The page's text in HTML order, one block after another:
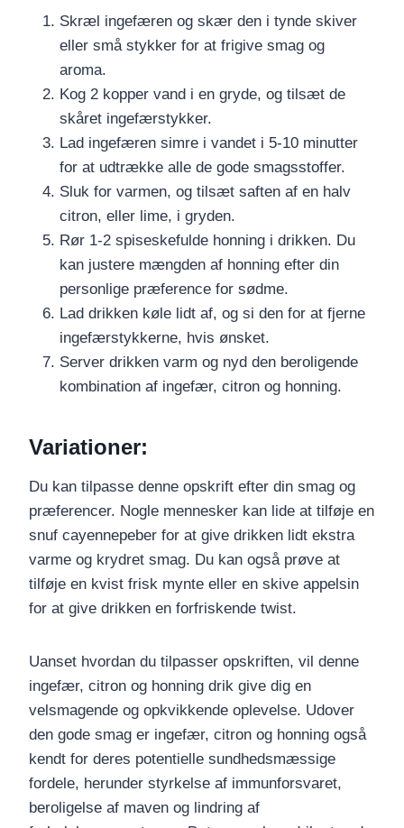
Skræl ingefæren og skær den i tynde skiver
eller små stykker for at frigive smag og
aroma.
Kog 2 kopper vand i en gryde, og tilsæt de
skåret ingefærstykker.
Lad ingefæren simre i vandet i 5-10 minutter
for at udtrække alle de gode smagsstoffer.
Sluk for varmen, og tilsæt saften af en halv
citron, eller lime, i gryden.
Rør 1-2 spiseskefulde honning i drikken. Du
kan justere mængden af honning efter din
personlige præference for sødme.
Lad drikken køle lidt af, og si den for at fjerne
ingefærstykkerne, hvis ønsket.
Server drikken varm og nyd den beroligende
kombination af ingefær, citron og honning.
Variationer:
Du kan tilpasse denne opskrift efter din smag og
præferencer. Nogle mennesker kan lide at tilføje en
snuf cayennepeber for at give drikken lidt ekstra
varme og krydret smag. Du kan også prøve at
tilføje en kvist frisk mynte eller en skive appelsin
for at give drikken en forfriskende twist.
Uanset hvordan du tilpasser opskriften, vil denne
ingefær, citron og honning drik give dig en
velsmagende og opkvikkende oplevelse. Udover
den gode smag er ingefær, citron og honning også
kendt for deres potentielle sundhedsmæssige
fordele, herunder styrkelse af immunforsvaret,
beroligelse af maven og lindring af